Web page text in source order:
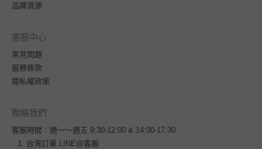
品牌資源
客服中心
常見問題
服務條款
隱私權政策
聯絡我們
客服時間：週一～週五 9:30-12:00 & 14:00-17:30
台灣訂單 LINE@客服